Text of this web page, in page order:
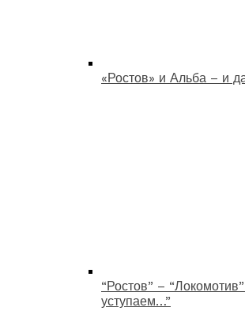
«Ростов» и Альба – и
“Ростов” –
уступаем…”